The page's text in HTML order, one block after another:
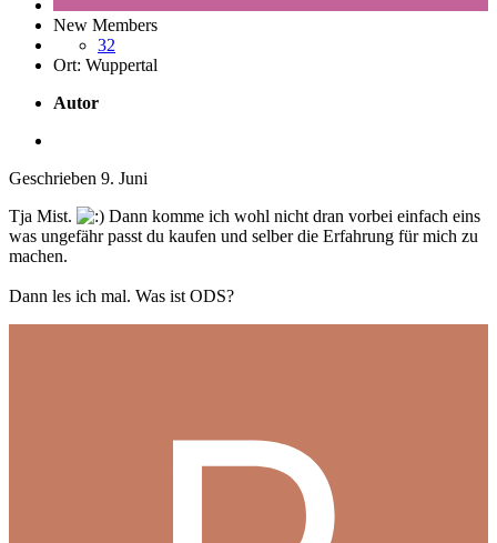
New Members
32
Ort: Wuppertal
Autor
Geschrieben 9. Juni
Tja Mist.
Dann komme ich wohl nicht dran vorbei einfach eins
was ungefähr passt du kaufen und selber die Erfahrung für mich zu
machen.
Dann les ich mal. Was ist ODS?